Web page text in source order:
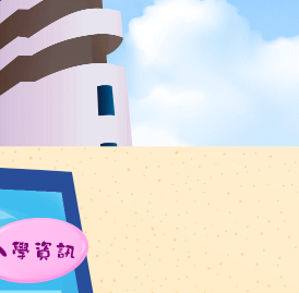
入學資訊